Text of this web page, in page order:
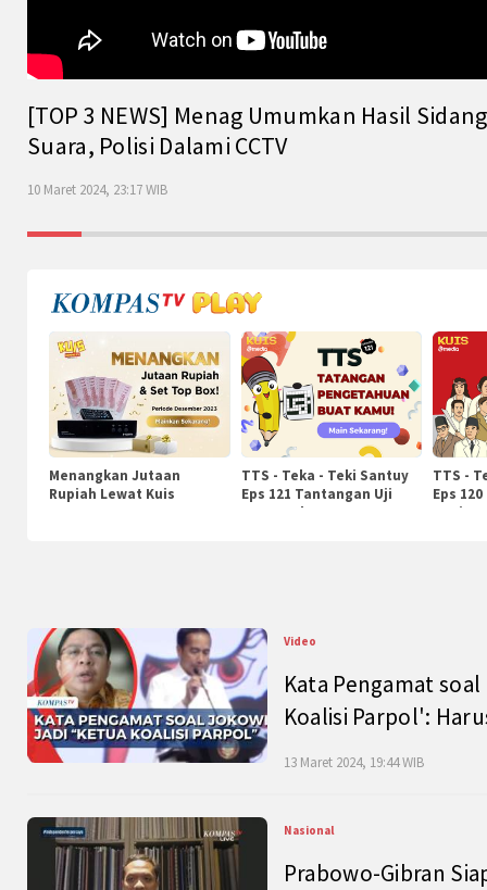
[TOP 3 NEWS] Menag Umumkan Hasil
Suara, Polisi Dalami CCTV
10 Maret 2024, 23:17 WIB
Menangkan Jutaan
Rupiah Lewat Kuis
TTS - Teka - Teki Santuy
Eps 121 Tantangan Uji
Pengetahuan
TTS -
Eps
Video
Kata Pengamat
Koalisi Parpol':
13 Maret 2024, 19:44 WIB
Nasional
Prabowo-Gibran